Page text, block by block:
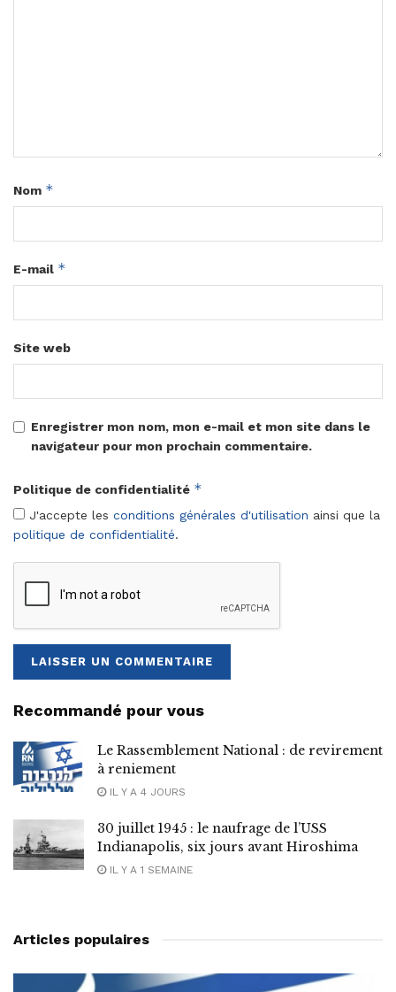
Nom *
E-mail *
Site web
Enregistrer mon nom, mon e-mail et mon site dans le
navigateur pour mon prochain commentaire.
Politique de confidentialité *
J'accepte les conditions générales d'utilisation ainsi que la
politique de confidentialité.
Recommandé pour vous
Le Rassemblement National : de revirement
à reniement
IL Y A 4 JOURS
30 juillet 1945 : le naufrage de l’USS
Indianapolis, six jours avant Hiroshima
IL Y A 1 SEMAINE
Articles populaires